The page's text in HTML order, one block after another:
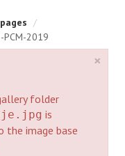
/
PCM-2019
×
folder
is
image base